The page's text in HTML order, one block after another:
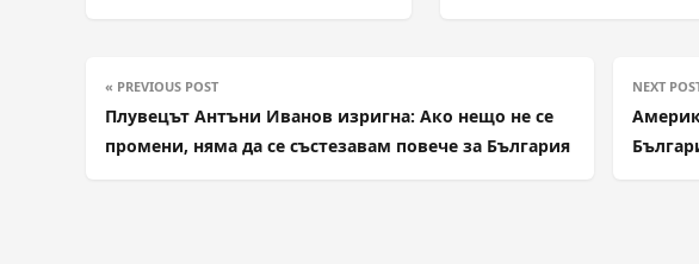
« PREVIOUS POST
Плувецът Антъни Иванов изригна: Ако нещо не се
промени, няма да се състезавам повече за България
NEXT